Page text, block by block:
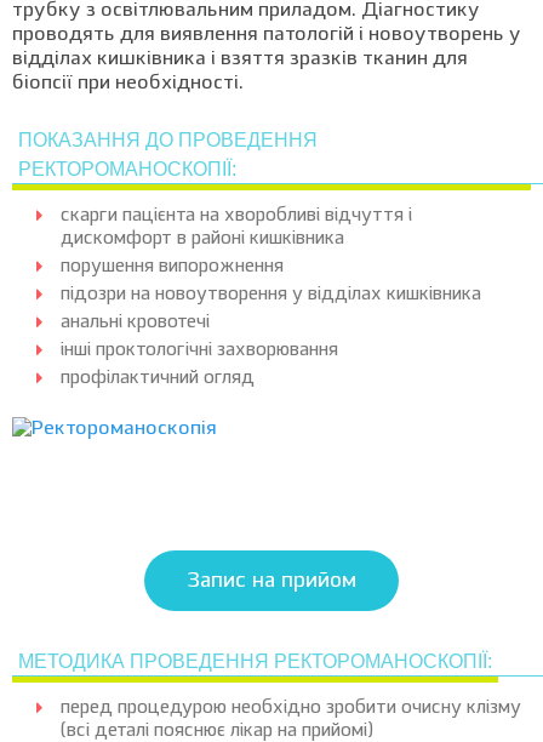
трубку з освітлювальним приладом. Діагностику
проводять для виявлення патологій і новоутворень у
відділах кишківника і взяття зразків тканин для
біопсії при необхідності.
ПОКАЗАННЯ ДО ПРОВЕДЕННЯ
РЕКТОРОМАНОСКОПІЇ:
скарги пацієнта на хворобливі відчуття і
дискомфорт в районі кишківника
порушення випорожнення
підозри на новоутворення у відділах кишківника
анальні кровотечі
інші проктологічні захворювання
профілактичний огляд
Запис на прийом
МЕТОДИКА ПРОВЕДЕННЯ РЕКТОРОМАНОСКОПІЇ:
перед процедурою необхідно зробити очисну клізму
(всі деталі пояснює лікар на прийомі)